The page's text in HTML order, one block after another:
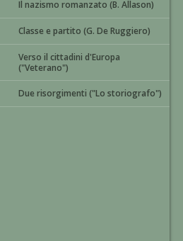
Il nazismo romanzato (B. Allason)
Classe e partito (G. De Ruggiero)
Verso il cittadini d'Europa
("Veterano")
Due risorgimenti ("Lo storiografo")